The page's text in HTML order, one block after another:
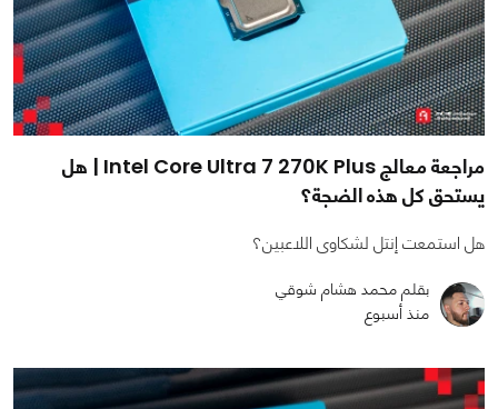
مراجعة معالج Intel Core Ultra 7 270K Plus | هل
يستحق كل هذه الضجة؟
هل استمعت إنتل لشكاوى اللاعبين؟
بقلم محمد هشام شوقي
منذ أسبوع